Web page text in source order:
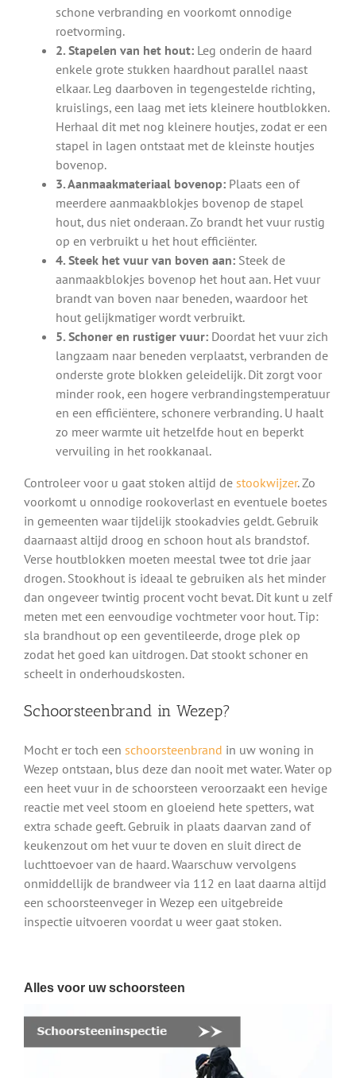
schone verbranding en voorkomt onnodige
roetvorming.
2. Stapelen van het hout:Leg onderin de haard
enkele grote stukken haardhout parallel naast
elkaar. Leg daarboven in tegengestelde richting,
kruislings, een laag met iets kleinere houtblokken.
Herhaal dit met nog kleinere houtjes, zodat er een
stapel in lagen ontstaat met de kleinste houtjes
bovenop.
3. Aanmaakmateriaal bovenop:Plaats een of
meerdere aanmaakblokjes bovenop de stapel
hout, dus niet onderaan. Zo brandt het vuur rustig
op en verbruikt u het hout efficiënter.
4. Steek het vuur van boven aan:Steek de
aanmaakblokjes bovenop het hout aan. Het vuur
brandt van boven naar beneden, waardoor het
hout gelijkmatiger wordt verbruikt.
5. Schoner en rustiger vuur:Doordat het vuur zich
langzaam naar beneden verplaatst, verbranden de
onderste grote blokken geleidelijk. Dit zorgt voor
minder rook, een hogere verbrandingstemperatuur
en een efficiëntere, schonere verbranding. U haalt
zo meer warmte uit hetzelfde hout en beperkt
vervuiling in het rookkanaal.
Controleer voor u gaat stoken altijd de stookwijzer. Zo
voorkomt u onnodige rookoverlast en eventuele boetes
in gemeenten waar tijdelijk stookadvies geldt. Gebruik
daarnaast altijd droog en schoon hout als brandstof.
Verse houtblokken moeten meestal twee tot drie jaar
drogen. Stookhout is ideaal te gebruiken als het minder
dan ongeveer twintig procent vocht bevat. Dit kunt u zelf
meten met een eenvoudige vochtmeter voor hout. Tip:
sla brandhout op een geventileerde, droge plek op
zodat het goed kan uitdrogen. Dat stookt schoner en
scheelt in onderhoudskosten.
Schoorsteenbrand in Wezep?
Mocht er toch een schoorsteenbrand in uw woning in
Wezep ontstaan, blus deze dan nooit met water. Water op
een heet vuur in de schoorsteen veroorzaakt een hevige
reactie met veel stoom en gloeiend hete spetters, wat
extra schade geeft. Gebruik in plaats daarvan zand of
keukenzout om het vuur te doven en sluit direct de
luchttoevoer van de haard. Waarschuw vervolgens
onmiddellijk de brandweer via 112 en laat daarna altijd
een schoorsteenveger in Wezep een uitgebreide
inspectie uitvoeren voordat u weer gaat stoken.
Alles voor uw schoorsteen